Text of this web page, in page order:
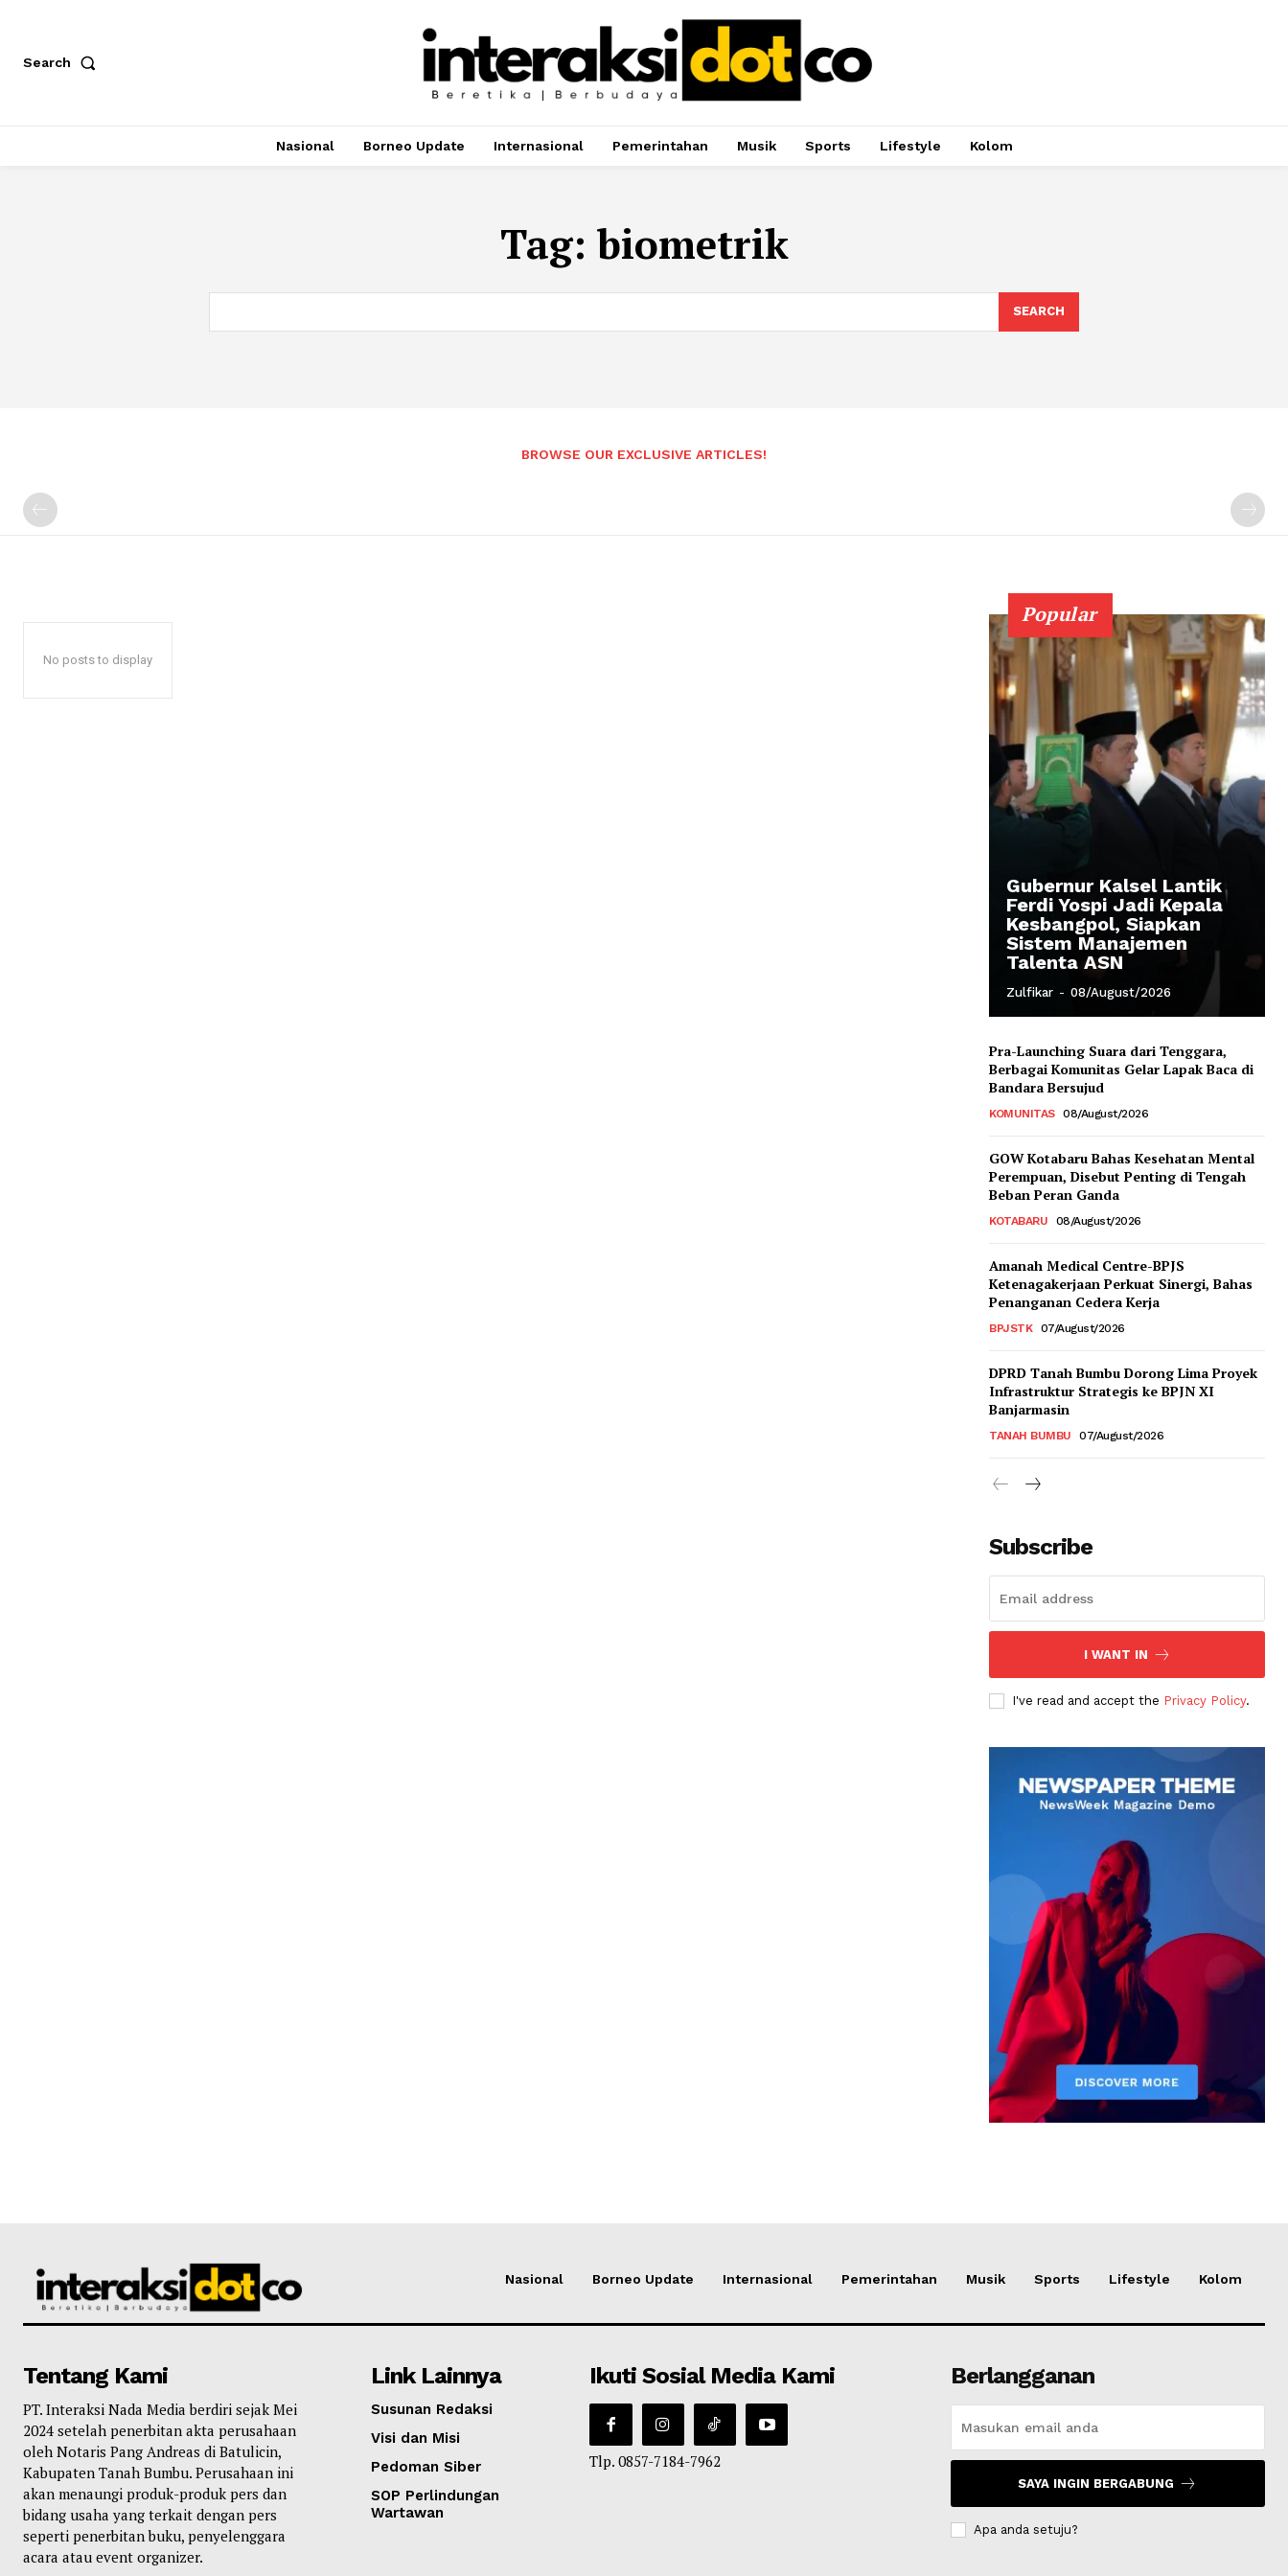
Search
Nasional Borneo Update Internasional Pemerintahan Musik Sports Lifestyle Kolom
Tag: biometrik
SEARCH
BROWSE OUR EXCLUSIVE ARTICLES!
No posts to display
Popular
Gubernur Kalsel Lantik
Ferdi Yospi Jadi Kepala
Kesbangpol, Siapkan
Sistem Manajemen
Talenta ASN
Zulfikar - 08/August/2026
Pra-Launching Suara dari Tenggara,
Berbagai Komunitas Gelar Lapak Baca di
Bandara Bersujud
KOMUNITAS 08/August/2026
GOW Kotabaru Bahas Kesehatan Mental
Perempuan, Disebut Penting di Tengah
Beban Peran Ganda
KOTABARU 08/August/2026
Amanah Medical Centre-BPJS
Ketenagakerjaan Perkuat Sinergi, Bahas
Penanganan Cedera Kerja
BPJSTK 07/August/2026
DPRD Tanah Bumbu Dorong Lima Proyek
Infrastruktur Strategis ke BPJN XI
Banjarmasin
TANAH BUMBU 07/August/2026
Subscribe
I WANT IN
I've read and accept the Privacy Policy.
Nasional Borneo Update Internasional Pemerintahan Musik Sports Lifestyle Kolom
Tentang Kami
PT. Interaksi Nada Media berdiri sejak Mei
2024 setelah penerbitan akta perusahaan
oleh Notaris Pang Andreas di Batulicin,
Kabupaten Tanah Bumbu. Perusahaan ini
akan menaungi produk-produk pers dan
bidang usaha yang terkait dengan pers
seperti penerbitan buku, penyelenggara
acara atau event organizer.
Link Lainnya
Susunan Redaksi
Visi dan Misi
Pedoman Siber
SOP Perlindungan
Wartawan
Ikuti Sosial Media Kami
Tlp. 0857-7184-7962
Berlangganan
SAYA INGIN BERGABUNG
Apa anda setuju?